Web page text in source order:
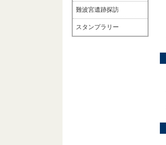
難波宮遺跡探訪
スタンプラリー